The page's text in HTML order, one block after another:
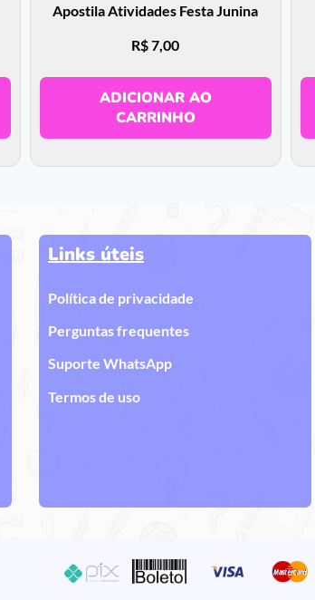
Apostila Atividades Festa Junina
R$7,00
ADICIONAR AO
CARRINHO
Links úteis
Política de privacidade
Perguntas frequentes
Suporte WhatsApp
Termos de uso